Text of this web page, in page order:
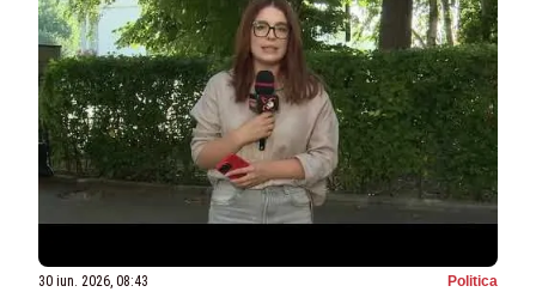
30 iun. 2026, 08:43 Politica